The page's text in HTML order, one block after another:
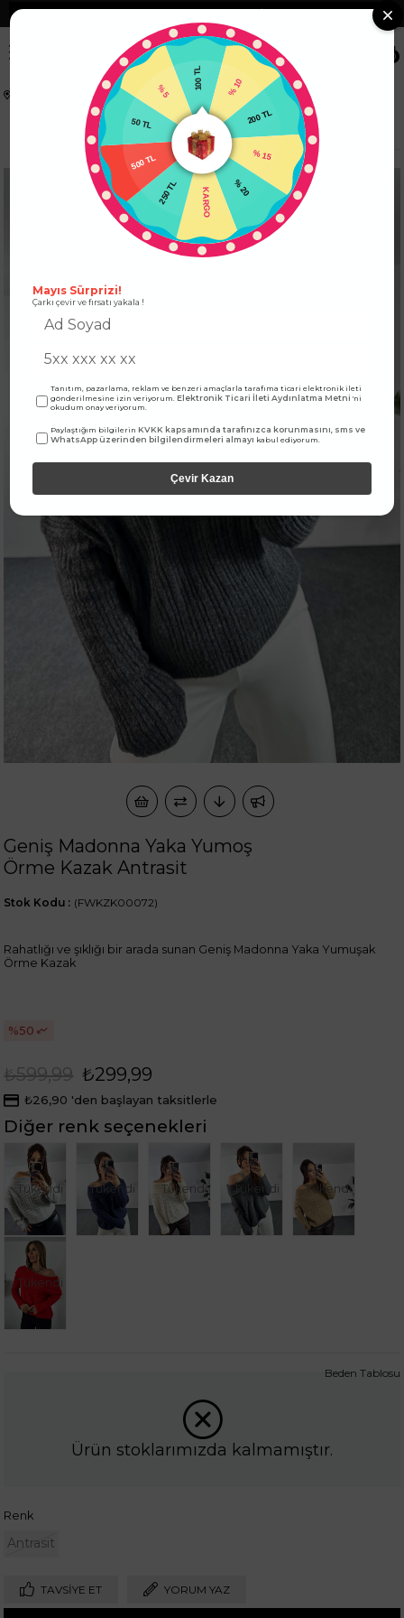
❯
0
ÜST GİYİM KAZAK
Geniş Madonna Yaka Yumoş Örme Kazak Antrasit
Geniş Madonna Yaka Yumoş
Örme Kazak Antrasit
(FWKZK00072)
Stok Kodu
Rahatlığı ve şıklığı bir arada sunan Geniş Madonna Yaka Yumuşak
Örme Kazak
50
₺599,99 ₺299,99
₺26,90 'den başlayan taksitlerle
Diğer renk seçenekleri
Tükendi Tükendi Tükendi Tükendi Tükendi
Tükendi
Ürün stoklarımızda kalmamıştır.
Renk
Antrasit
Beden Tablosu
TAVSIYE ET YORUM YAZ
100 TL
% 10
% 15
% 20
KARGO
250 TL
50 TL
% 5
Mayıs Sürprizi!
Çarkı çevir ve fırsatı yakala !
Tanıtım, pazarlama, reklam ve benzeri amaçlarla tarafıma ticari elektronik ileti
gönderilmesine izin veriyorum.Elektronik Ticari İleti Aydınlatma Metni 'ni
okudum onay veriyorum.
Paylaştığım bilgilerinKVKK kapsamında tarafınızca korunmasını, sms ve
WhatsApp üzerinden bilgilendirmeleri almayı kabul ediyorum.
Çevir Kazan